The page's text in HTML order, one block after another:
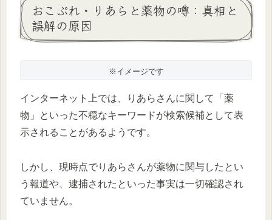
おこぷれ・りあらと薬物の噂：真相と
誤解の原因
※イメージです
インターネット上では、りあらさんに関して「薬
物」といった不穏なキーワードが検索候補として表
示されることがあるようです。
しかし、現時点でりあらさんが薬物に関与したとい
う報道や、逮捕されたといった事実は一切確認され
ていません。